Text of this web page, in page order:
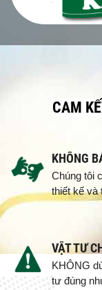
CAM
KHÔNG
Chúng tôi
thiết kế và
VẬT TƯ
KHÔNG
tư đúng